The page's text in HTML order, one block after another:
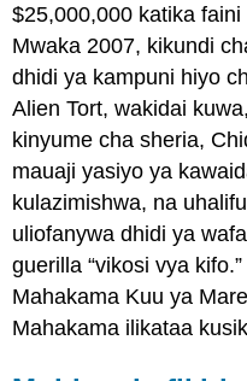
$25,000,000 katika
Mwaka 2007, kikundi
dhidi ya kampuni hiyo
Alien Tort, wakidai
kinyume cha sheria,
mauaji yasiyo ya
kulazimishwa, na
uliofanywa dhidi ya
guerilla “vikosi vya
Mahakama Kuu ya
Mahakama ilikataa